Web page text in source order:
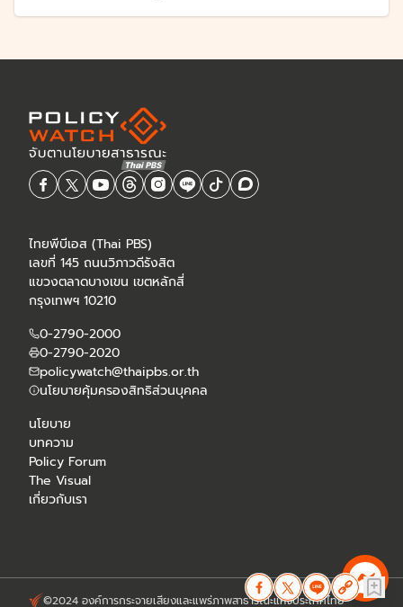
ไทยพีบีเอส (Thai PBS)
เลขที่ 145 ถนนวิภาวดีรังสิต
แขวงตลาดบางเขน เขตหลักสี่
กรุงเทพฯ 10210
0-2790-2000
0-2790-2020
policywatch@thaipbs.or.th
นโยบายคุ้มครองสิทธิส่วนบุคคล
นโยบาย
บทความ
Policy Forum
The Visual
เกี่ยวกับเรา
©2024 องค์การกระจายเสียงและแพร่ภาพสาธารณะแห่งประเทศไทย